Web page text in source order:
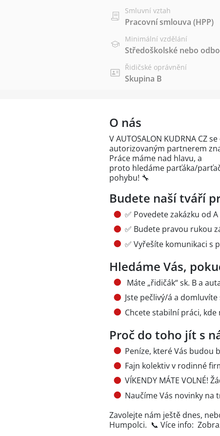
Smluvní vztah
Pracovní smlouva (HPP)
Minimální vzdělání
Středoškolské nebo
Řidičské oprávnění
Skupina B
O nás
V AUTOSALON KUDRNA CZ
autorizovaným partnerem
Práce máme nad hlavu, a
proto hledáme parťáka/
pohybu! 🔧
Budete naší tváří
✅ Povedete zakázku od
✅ Budete pravou rukou
✅ Vyřešíte komunikaci s
Hledáme Vás,
Máte „řidičák“ sk. B a
Jste pečlivý/á a
Chcete stabilní práci,
Proč do toho jít s
Peníze, které Vás budou
Fajn kolektiv v rodinné
VÍKENDY MÁTE VOLNÉ!
Naučíme Vás novinky na
Zavolejte nám ještě dnes,
Humpolci. 📞 Více info: